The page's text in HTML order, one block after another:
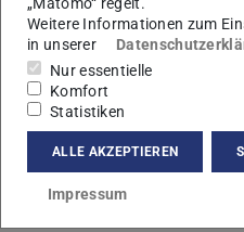
Weitere Informationen zum
in unserer
Nur essentielle
Komfort
Statistiken
ALLE AKZEPTIEREN
Impressum